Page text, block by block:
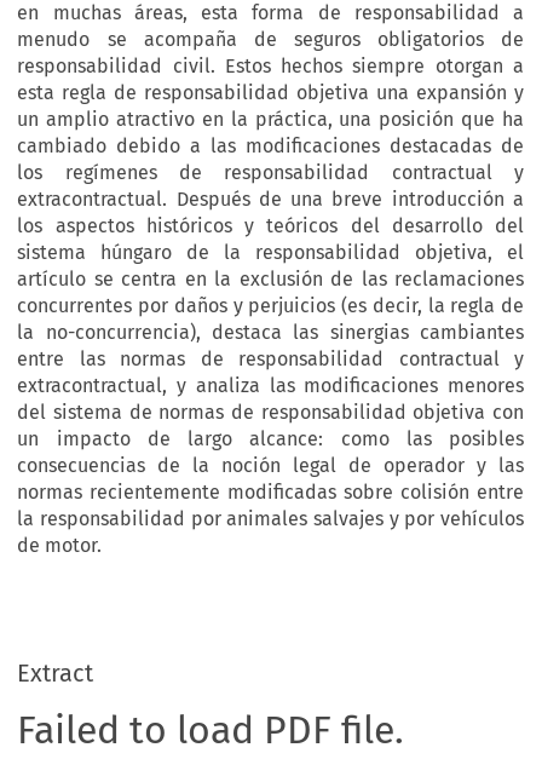
en muchas áreas, esta forma de responsabilidad a
menudo se acompaña de seguros obligatorios de
responsabilidad civil. Estos hechos siempre otorgan a
esta regla de responsabilidad objetiva una expansión y
un amplio atractivo en la práctica, una posición que ha
cambiado debido a las modificaciones destacadas de
los regímenes de responsabilidad contractual y
extracontractual. Después de una breve introducción a
los aspectos históricos y teóricos del desarrollo del
sistema húngaro de la responsabilidad objetiva, el
artículo se centra en la exclusión de las reclamaciones
concurrentes por daños y perjuicios (es decir, la regla de
la no-concurrencia), destaca las sinergias cambiantes
entre las normas de responsabilidad contractual y
extracontractual, y analiza las modificaciones menores
del sistema de normas de responsabilidad objetiva con
un impacto de largo alcance: como las posibles
consecuencias de la noción legal de operador y las
normas recientemente modificadas sobre colisión entre
la responsabilidad por animales salvajes y por vehículos
de motor.
Extract
Failed to load PDF file.